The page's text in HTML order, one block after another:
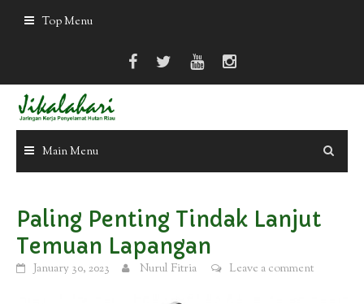
Top Menu
Main Menu
Paling Penting Tindak Lanjut
Temuan Lapangan
January 30, 2023 Nurul Fitria Leave a comment